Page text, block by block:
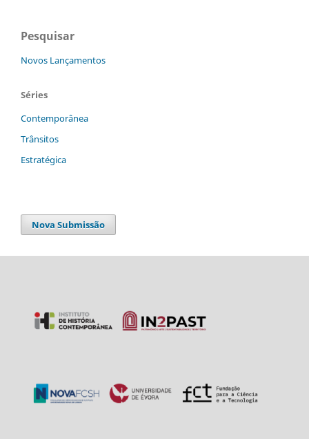
Pesquisar
Novos Lançamentos
Séries
Contemporânea
Trânsitos
Estratégica
Nova Submissão